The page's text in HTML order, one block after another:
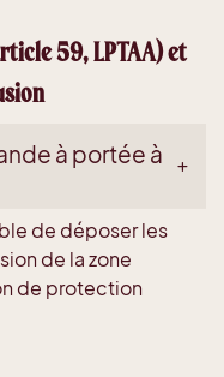
59, LPTAA) et
à portée à
de déposer les
de la zone
de protection